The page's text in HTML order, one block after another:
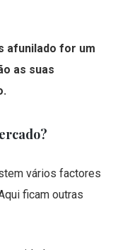
afunilado for um
as suas
vários factores
ficam outras